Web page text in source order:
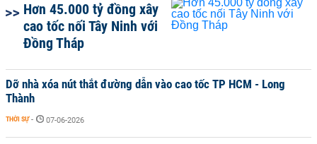
Hơn 45.000 tỷ đồng xây
cao tốc nối Tây Ninh với
Đồng Tháp
Dỡ nhà xóa nút thắt đường dẫn vào cao tốc TP HCM - Long
Thành
THỜI SỰ - 07-06-2026